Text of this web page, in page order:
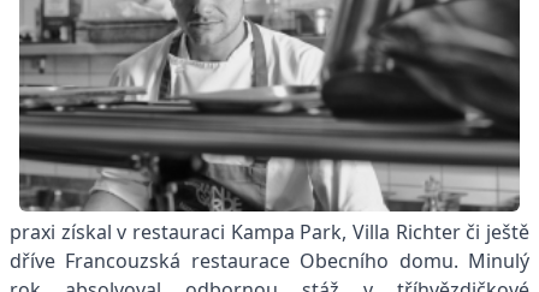
praxi získal v restauraci Kampa Park, Villa Richter či ještě
dříve Francouzská restaurace Obecního domu. Minulý